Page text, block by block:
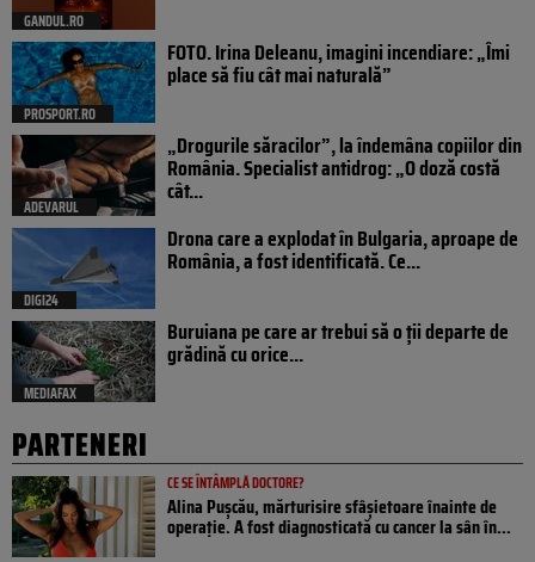
GANDUL.RO
PROSPORT.RO
FOTO. Irina Deleanu, imagini incendiare: „Îmi
place să fiu cât mai naturală”
ADEVARUL
„Drogurile săracilor”, la îndemâna copiilor din
România. Specialist antidrog: „O doză costă
cât...
DIGI24
Drona care a explodat în Bulgaria, aproape de
România, a fost identificată. Ce...
MEDIAFAX
Buruiana pe care ar trebui să o ții departe de
grădină cu orice...
PARTENERI
CE SE ÎNTÂMPLĂ DOCTORE?
Alina Pușcău, mărturisire sfâșietoare înainte de
operație. A fost diagnosticată cu cancer la sân în...